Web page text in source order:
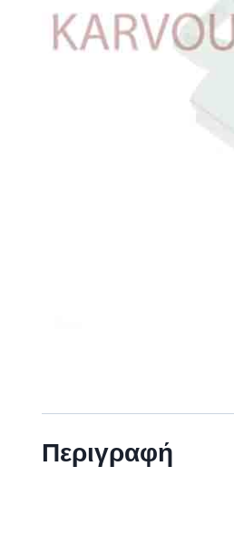
Περιγραφή